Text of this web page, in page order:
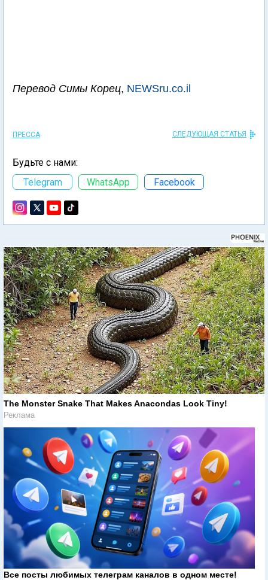
Перевод Симы Корец, NEWSru.co.il
ПРЕССА СЛЕДУЮЩАЯ СТАТЬЯ
Будьте с нами:
Telegram
WhatsApp Facebook
The Monster Snake That Makes Anacondas Look Tiny!
Реклама
Все посты любимых телеграм каналов в одном месте!